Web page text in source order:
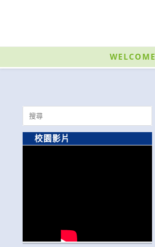
內
WELCOME
Search
for:
校園影片